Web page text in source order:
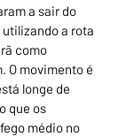
a sair do
utilizando a rota
como
O movimento é
longe de
que os
médio no